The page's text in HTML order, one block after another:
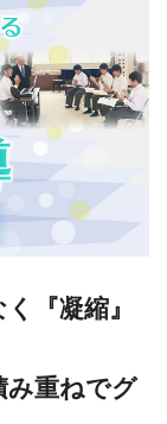
『凝縮』
重ねでグ